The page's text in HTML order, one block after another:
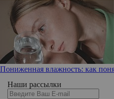
Пониженная влажность: как
Наши рассылки